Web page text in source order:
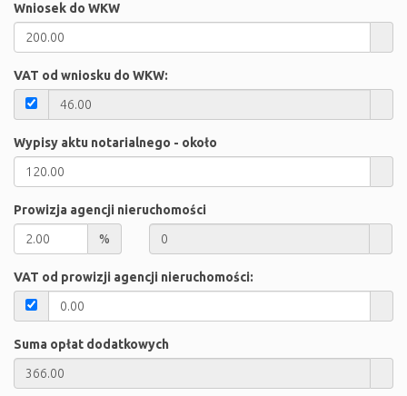
Wniosek do WKW
VAT od wniosku do WKW:
Wypisy aktu notarialnego - około
Prowizja agencji nieruchomości
%
VAT od prowizji agencji nieruchomości:
Suma opłat dodatkowych